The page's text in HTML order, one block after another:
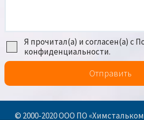
Я прочитал(а) и согласен(а) с
конфиденциальности.
Отправить
© 2000-2020 ООО ПО